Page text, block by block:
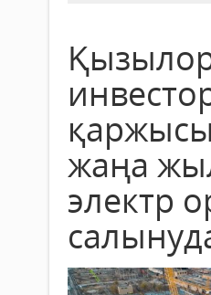
жаңа
электр